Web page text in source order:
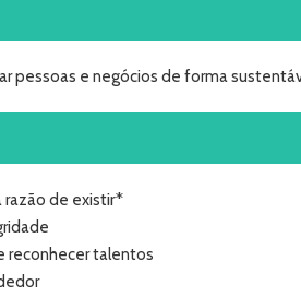
pessoas e negócios de forma
razão de existir*
reconhecer talentos